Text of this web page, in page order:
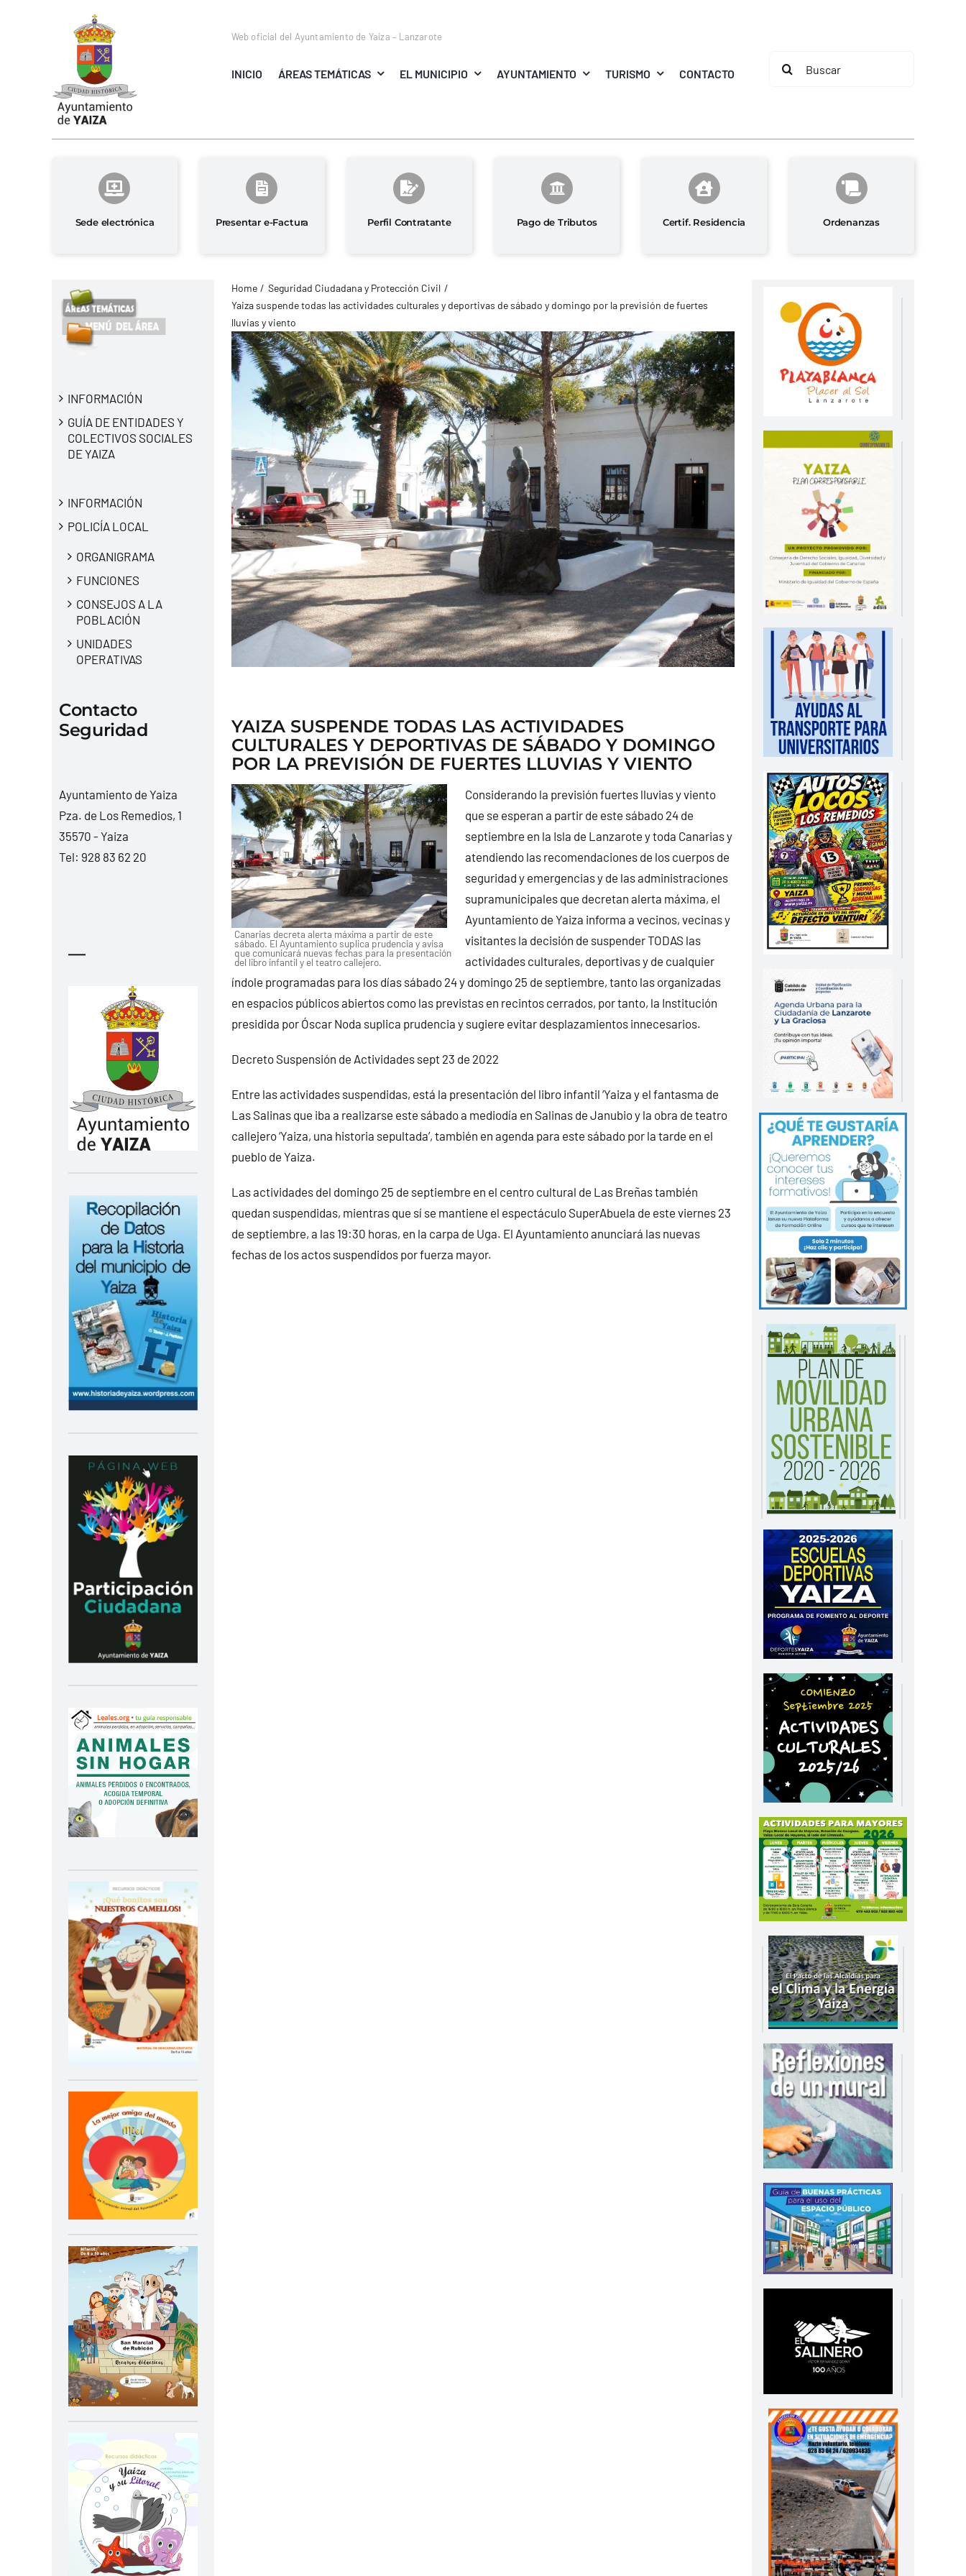
Web oficial del Ayuntamiento de Yaiza – Lanzarote
INICIO ÁREAS TEMÁTICAS EL MUNICIPIO AYUNTAMIENTO TURISMO CONTACTO
Buscar:
Sede electrónica Presentar e-Factura Perfil Contratante Pago de Tributos Certif. Residencia Ordenanzas
INFORMACIÓN
GUÍA DE ENTIDADES Y
COLECTIVOS SOCIALES
DE YAIZA
INFORMACIÓN
POLICÍA LOCAL
ORGANIGRAMA
FUNCIONES
CONSEJOS A LA
POBLACIÓN
UNIDADES
OPERATIVAS
Contacto
Seguridad
Ayuntamiento de Yaiza
Pza. de Los Remedios, 1
35570 - Yaiza
Tel: 928 83 62 20
—
Home
Seguridad Ciudadana y Protección Civil
Yaiza suspende todas las actividades culturales y deportivas de sábado y domingo por la previsión de fuertes
lluvias y viento
YAIZA SUSPENDE TODAS LAS ACTIVIDADES
CULTURALES Y DEPORTIVAS DE SÁBADO Y DOMINGO
POR LA PREVISIÓN DE FUERTES LLUVIAS Y VIENTO
Canarias decreta alerta máxima a partir de este
sábado. El Ayuntamiento suplica prudencia y avisa
que comunicará nuevas fechas para la presentación
del libro infantil y el teatro callejero.
Considerando la previsión fuertes lluvias y viento
que se esperan a partir de este sábado 24 de
septiembre en la Isla de Lanzarote y toda Canarias y
atendiendo las recomendaciones de los cuerpos de
seguridad y emergencias y de las administraciones
supramunicipales que decretan alerta máxima, el
Ayuntamiento de Yaiza informa a vecinos, vecinas y
visitantes la decisión de suspender TODAS las
actividades culturales, deportivas y de cualquier
índole programadas para los días sábado 24 y domingo 25 de septiembre, tanto las organizadas
en espacios públicos abiertos como las previstas en recintos cerrados, por tanto, la Institución
presidida por Óscar Noda suplica prudencia y sugiere evitar desplazamientos innecesarios.
Decreto Suspensión de Actividades sept 23 de 2022
Entre las actividades suspendidas, está la presentación del libro infantil ‘Yaiza y el fantasma de
Las Salinas que iba a realizarse este sábado a mediodía en Salinas de Janubio y la obra de teatro
callejero ‘Yaiza, una historia sepultada’, también en agenda para este sábado por la tarde en el
pueblo de Yaiza.
Las actividades del domingo 25 de septiembre en el centro cultural de Las Breñas también
quedan suspendidas, mientras que sí se mantiene el espectáculo SuperAbuela de este viernes 23
de septiembre, a las 19:30 horas, en la carpa de Uga. El Ayuntamiento anunciará las nuevas
fechas de los actos suspendidos por fuerza mayor.